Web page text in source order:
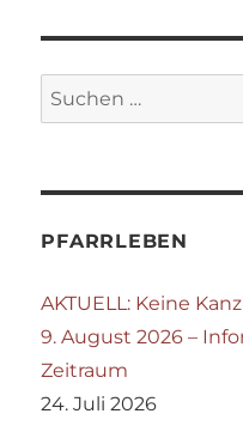
Suchen
nach:
PFARRLEBEN
AKTUELL: Keine
9. August 2026 –
Zeitraum
24. Juli 2026